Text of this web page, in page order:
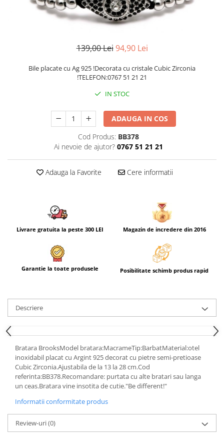
139,00 Lei 94,90 Lei
Bile placate cu Ag 925 !Decorata cu cristale Cubic Zirconia
!TELEFON:0767 51 21 21
IN STOC
ADAUGA IN COS
Cod Produs: BB378
Ai nevoie de ajutor? 0767 51 21 21
Adauga la Favorite Cere informatii
Livrare gratuita la peste 300 LEI Magazin de incredere din 2016
Garantie la toate produsele Posibilitate schimb produs rapid
Descriere
Bratara BrooksModel bratara:MacrameTip:BarbatMaterial:otel
inoxidabil placat cu Argint 925 decorat cu pietre semi-pretioase
Cubic Zirconia.Ajustabila de la 13 la 28 cm.Cod
referinta:BB378.Recomandare: purtata cu alte bratari sau langa
un ceas.Bratara vine insotita de cutie."Be different!"
Informatii conformitate produs
Review-uri(0)